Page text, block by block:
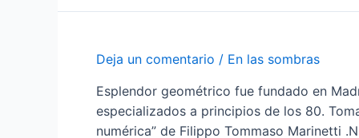
Deja un comentario / En las sombras
Esplendor geométrico fue fundado en
especializados a principios de los 80.
numérica” de Filippo Tommaso Marinetti